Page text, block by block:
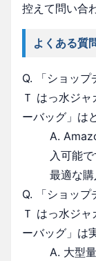
控えて問い合
よくある質
Q. 「ショッ
Ｔ はっ水ジ
ーバッグ」は
A.
入可能
最適な購
Q. 「ショッ
Ｔ はっ水ジ
ーバッグ」は
A. 大型